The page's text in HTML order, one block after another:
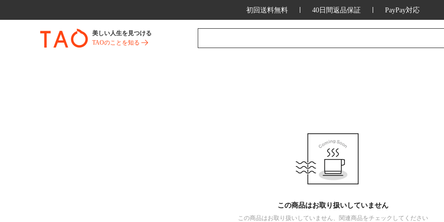
初回送料無料 40日間返品保証 PayPay対応
美しい人生を見つける
TAOのことを知る
この商品はお取り扱いしていません
この商品はお取り扱いしていません、関連商品をチェックしてください